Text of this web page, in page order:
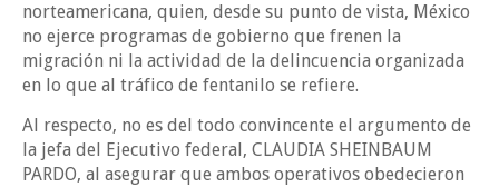
norteamericana, quien, desde su punto de vista, México
no ejerce programas de gobierno que frenen la
migración ni la actividad de la delincuencia organizada
en lo que al tráfico de fentanilo se refiere.
Al respecto, no es del todo convincente el argumento de
la jefa del Ejecutivo federal, CLAUDIA SHEINBAUM
PARDO, al asegurar que ambos operativos obedecieron